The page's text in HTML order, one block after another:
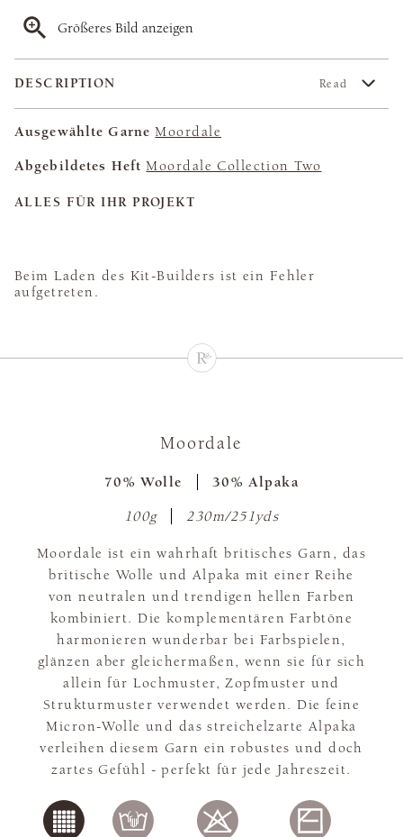
Größeres Bild anzeigen
DESCRIPTION Read
Ausgewählte Garne Moordale
Abgebildetes Heft Moordale Collection Two
ALLES FÜR IHR PROJEKT
Beim Laden des Kit-Builders ist ein Fehler
aufgetreten.
Moordale
70% Wolle 30% Alpaka
100g 230m/251yds
Moordale ist ein wahrhaft britisches Garn, das
britische Wolle und Alpaka mit einer Reihe
von neutralen und trendigen hellen Farben
kombiniert. Die komplementären Farbtöne
harmonieren wunderbar bei Farbspielen,
glänzen aber gleichermaßen, wenn sie für sich
allein für Lochmuster, Zopfmuster und
Strukturmuster verwendet werden. Die feine
Micron-Wolle und das streichelzarte Alpaka
verleihen diesem Garn ein robustes und doch
zartes Gefühl - perfekt für jede Jahreszeit.